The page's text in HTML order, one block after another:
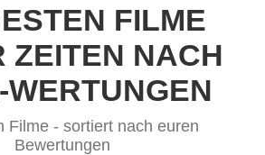
FILME
ZEITEN NACH
WERTUNGEN
Filme - sortiert nach euren
Bewertungen